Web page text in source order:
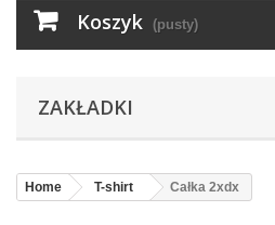
Koszyk (pusty)
ZAKŁADKI
Home T-shirt Całka 2xdx